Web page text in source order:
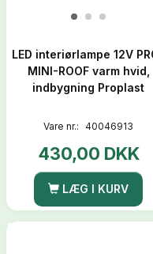
LED interiørlampe 12V
MINI-ROOF varm hvid,
indbygning Proplast
Vare nr.: 40046913
430,00 DKK
LÆG I KURV